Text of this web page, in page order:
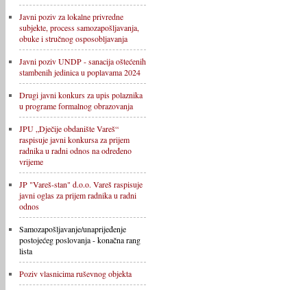
Javni poziv za lokalne privredne
subjekte, process samozapošljavanja,
obuke i stručnog osposobljavanja
Javni poziv UNDP - sanacija oštećenih
stambenih jedinica u poplavama 2024
Drugi javni konkurs za upis polaznika
u programe formalnog obrazovanja
JPU „Dječije obdanište Vareš“
raspisuje javni konkursa za prijem
radnika u radni odnos na određeno
vrijeme
JP "Vareš-stan" d.o.o. Vareš raspisuje
javni oglas za prijem radnika u radni
odnos
Samozapošljavanje/unaprijeđenje
postojećeg poslovanja - konačna rang
lista
Poziv vlasnicima ruševnog objekta